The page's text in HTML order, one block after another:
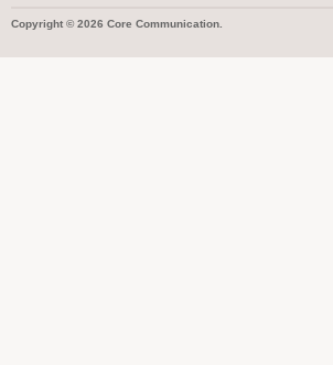
Copyright © 2026 Core Communication.